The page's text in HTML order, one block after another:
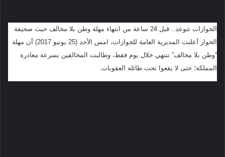
الجوازات تتوعد.. قبل 24 ساعة من انتهاء مهلة وطن بلا مخالف حيث صحيفة
الحوار أعلنت المديرية العامة للجوازات، امس الأحد (25 يونيو 2017) أن مهلة
“وطن بلا مخالف” تنتهي خلال يوم فقط، وطالبت المخالفين بسرعة مغادرة
المملكة؛ حتى لا يقعوا تحت طائلة العقوبات.